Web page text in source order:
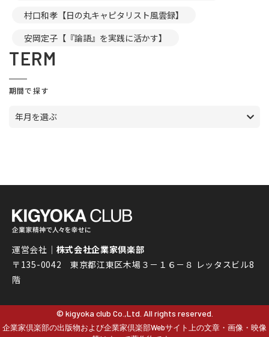
村口和孝【日の丸キャピタリスト風雲録】
安岡定子【『論語』を実践に活かす】
TERM
期間で探す
年月を選ぶ
運営会社｜ 株式会社企業家倶楽部
〒135-0042 東京都江東区木場３－１６－８ レッタスビル8
階
© kigyoka club Co.,Ltd. All rights reserved.
企業家倶楽部の出版物および企業家倶楽部Webサイト上の文章・画像・映像